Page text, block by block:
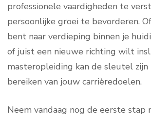
professionele vaardigheden te
persoonlijke groei te bevorderen.
bent naar verdieping binnen je
of juist een nieuwe richting wilt
masteropleiding kan de sleutel
bereiken van jouw carrièredoelen.
Neem vandaag nog de eerste stap